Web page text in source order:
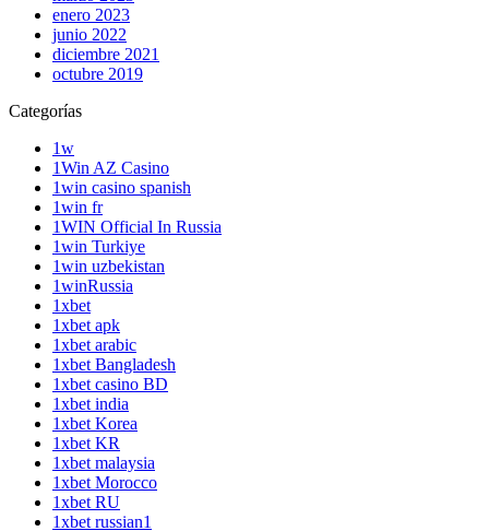
enero 2023
junio 2022
diciembre 2021
octubre 2019
Categorías
1w
1Win AZ Casino
1win casino spanish
1win fr
1WIN Official In Russia
1win Turkiye
1win uzbekistan
1winRussia
1xbet
1xbet apk
1xbet arabic
1xbet Bangladesh
1xbet casino BD
1xbet india
1xbet Korea
1xbet KR
1xbet malaysia
1xbet Morocco
1xbet RU
1xbet russian1